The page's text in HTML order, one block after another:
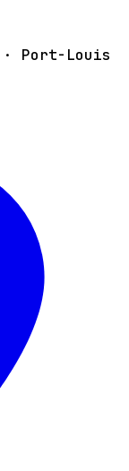
· Port-Louis